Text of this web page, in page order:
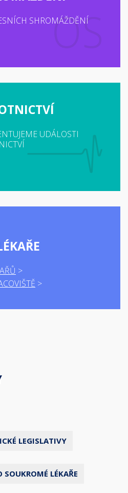
SHROMÁŽDĚNÍ
UDÁLOSTI
LEGISLATIVY
SOUKROMÉ LÉKAŘE